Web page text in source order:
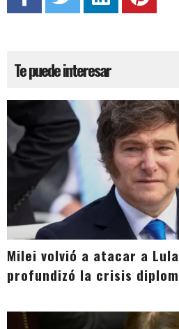
Te puede interesar
Milei volvió a atacar a
profundizó la crisis